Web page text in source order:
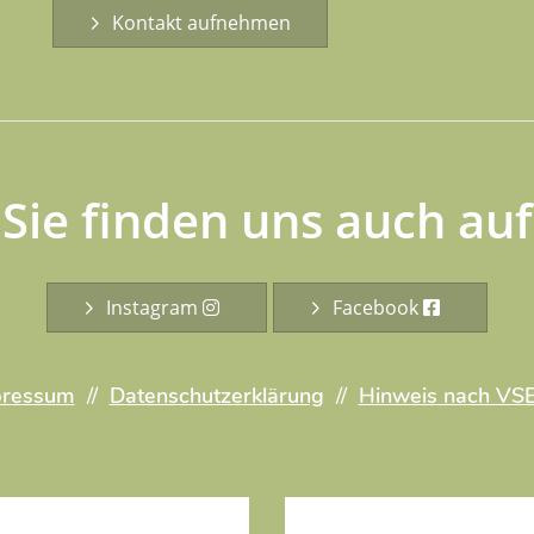
Kontakt aufnehmen
Sie finden uns auch auf
Instagram Facebook
// Datenschutzerklärung // Hinweis nach